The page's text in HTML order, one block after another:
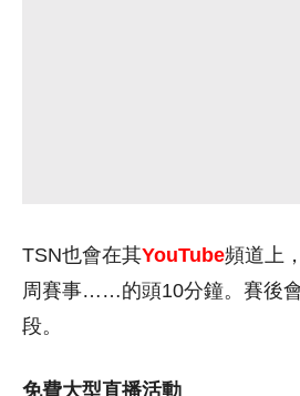
TSN也會在其YouTube頻道上
周賽事……的頭10分鐘。賽後
段。
免費大型直播活動